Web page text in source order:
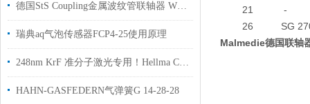
德国StS Coupling金属波纹管联轴器 WK 4/60-89 用于主轴升降装置上使用
瑞典aq气泡传感器FCP4-25使用原理
248nm KrF 准分子激光专用！Hellma CaF₂单晶光学板详解
HAHN-GASFEDERN气弹簧G 14-28-28
21 -
26 SG
Malmedie德国联轴